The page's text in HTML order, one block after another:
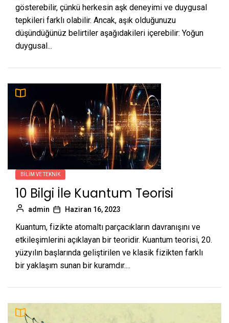
gösterebilir, çünkü herkesin aşk deneyimi ve duygusal
tepkileri farklı olabilir. Ancak, aşık olduğunuzu
düşündüğünüz belirtiler aşağıdakileri içerebilir: Yoğun
duygusal...
BILIM VE TEKNIK
10 Bilgi İle Kuantum Teorisi
admin Haziran 16, 2023
Kuantum, fizikte atomaltı parçacıkların davranışını ve
etkileşimlerini açıklayan bir teoridir. Kuantum teorisi, 20.
yüzyılın başlarında geliştirilen ve klasik fizikten farklı
bir yaklaşım sunan bir kuramdır....